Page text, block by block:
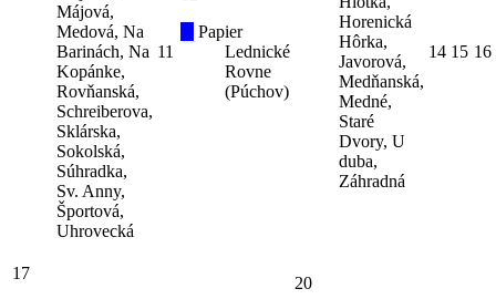
Májová,
Medová, Na
Barinách, Na
Kopánke,
Rovňanská,
Schreiberova,
Sklárska,
Sokolská,
Súhradka,
Sv. Anny,
Športová,
Uhrovecká
11
Papier
Lednické
Rovne
(Púchov)
Horenická
Hôrka,
Javorová,
Medňanská,
Medné,
Staré
Dvory, U
duba,
Záhradná
14 15 16
17
20